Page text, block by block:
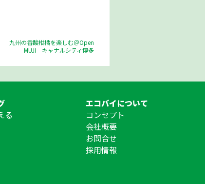
九州の香酸柑橘を楽しむ＠Open
MUJI キャナルシティ博多
る
エコバイについて
コンセプト
会社概要
お問合せ
採用情報